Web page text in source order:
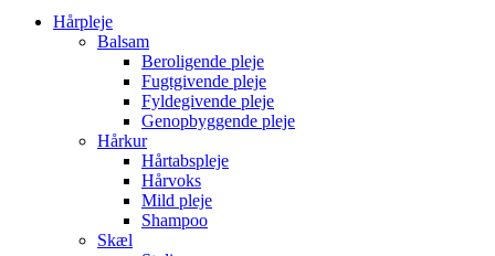
Hårpleje
Balsam
Beroligende pleje
Fugtgivende pleje
Fyldegivende pleje
Genopbyggende pleje
Hårkur
Hårtabspleje
Hårvoks
Mild pleje
Shampoo
Skæl